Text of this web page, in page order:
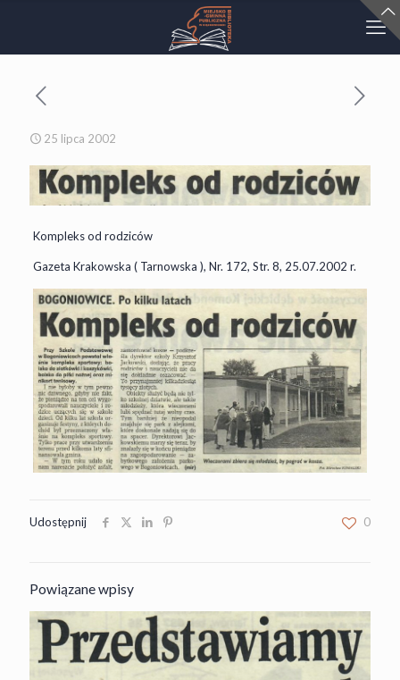
25 lipca 2002
Kompleks od rodziców
Gazeta Krakowska ( Tarnowska ), Nr. 172, Str. 8, 25.07.2002 r.
Udostępnij 0
Powiązane wpisy